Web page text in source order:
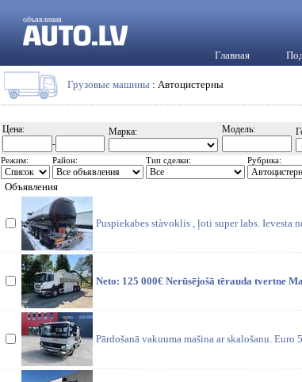
объявления
Главная
Грузовые машины : Автоцистерны
Цена:
-
Марка: Модель:
Режим: Район: Тип сделки: Рубрика:
Объявления
Puspiekabes stàvoklis , ļoti super labs. Ievesta
Neto: 125 000€ Nerūsējošā tērauda tvertne
Pārdošanā vakuuma mašina ar skalošanu. Euro 5